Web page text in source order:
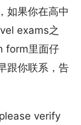
如果你在高中
exams之
form里面仔
跟你联系，告
verify